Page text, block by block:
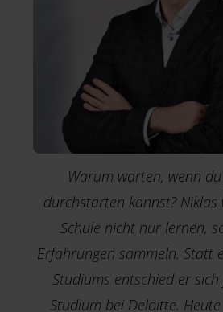
Warum warten, wenn
durchstarten kannst?
Schule nicht nur lernen,
Erfahrungen sammeln. Statt
Studiums entschied er
Studium bei Deloitte.